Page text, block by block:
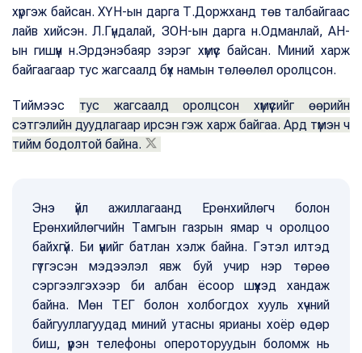
хүргэж байсан. ХҮН-ын дарга Т.Доржханд төв талбайгаас
лайв хийсэн. Л.Гүндалай, ЗОН-ын дарга н.Одманлай, АН-
ын гишүүн н.Эрдэнэбаяр зэрэг хүмүүс байсан. Миний харж
байгаагаар тус жагсаалд бүх намын төлөөлөл оролцсон.
Тиймээс тус жагсаалд оролцсон хүмүүсийг өөрийн
сэтгэлийн дуудлагаар ирсэн гэж харж байгаа. Ард түмэн ч
тийм бодолтой байна.
Энэ үйл ажиллагаанд Ерөнхийлөгч болон
Ерөнхийлөгчийн Тамгын газрын ямар ч оролцоо
байхгүй. Би үүнийг батлан хэлж байна. Гэтэл илтэд
гүтгэсэн мэдээлэл явж буй учир нэр төрөө
сэргээлгэхээр би албан ёсоор шүүхэд хандаж
байна. Мөн ТЕГ болон холбогдох хууль хүчний
байгууллагуудад миний утасны ярианы хоёр өдөр
биш, үүрэн телефоны опероторуудын боломж нь